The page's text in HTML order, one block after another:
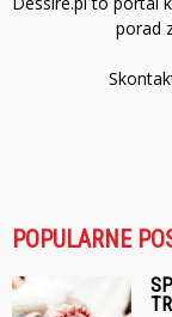
porad
POPULARNE